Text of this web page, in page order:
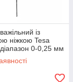
із
ніжкою Tesa
0-0,25 мм